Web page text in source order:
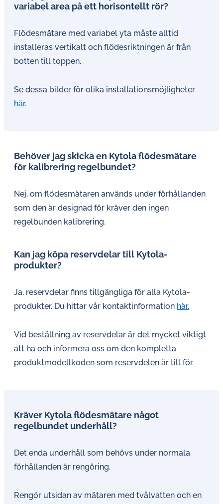
variabel area på ett horisontellt rör?
Flödesmätare med variabel yta måste alltid
installeras vertikalt och flödesriktningen är från
botten till toppen.
Se dessa bilder för olika installationsmöjligheter
här.
Behöver jag skicka en Kytola flödesmätare
för kalibrering regelbundet?
Nej, om flödesmätaren används under förhållanden
som den är designad för kräver den ingen
regelbunden kalibrering.
Kan jag köpa reservdelar till Kytola-
produkter?
Ja, reservdelar finns tillgängliga för alla Kytola-
produkter. Du hittar vår kontaktinformation här.
Vid beställning av reservdelar är det mycket viktigt
att ha och informera oss om den kompletta
produktmodellkoden som reservdelen är till för.
Kräver Kytola flödesmätare något
regelbundet underhåll?
Det enda underhåll som behövs under normala
förhållanden är rengöring.
Rengör utsidan av mätaren med tvålvatten och en